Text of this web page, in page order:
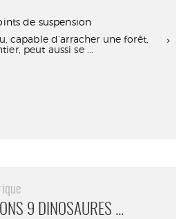
de suspension
capable d’arracher une forêt,
peut aussi se ...
9 DINOSAURES ...